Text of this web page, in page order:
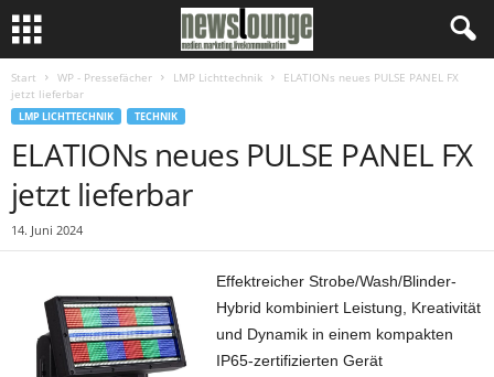
Start WP - Pressefächer LMP Lichttechnik
ELATIONs neues PULSE PANEL FX
jetzt lieferbar
LMP LICHTTECHNIK TECHNIK
ELATIONs neues PULSE PANEL FX
jetzt lieferbar
14. Juni 2024
Effektreicher Strobe/Wash/Blinder-
Hybrid kombiniert Leistung, Kreativität
und Dynamik in einem kompakten
IP65-zertifizierten Gerät